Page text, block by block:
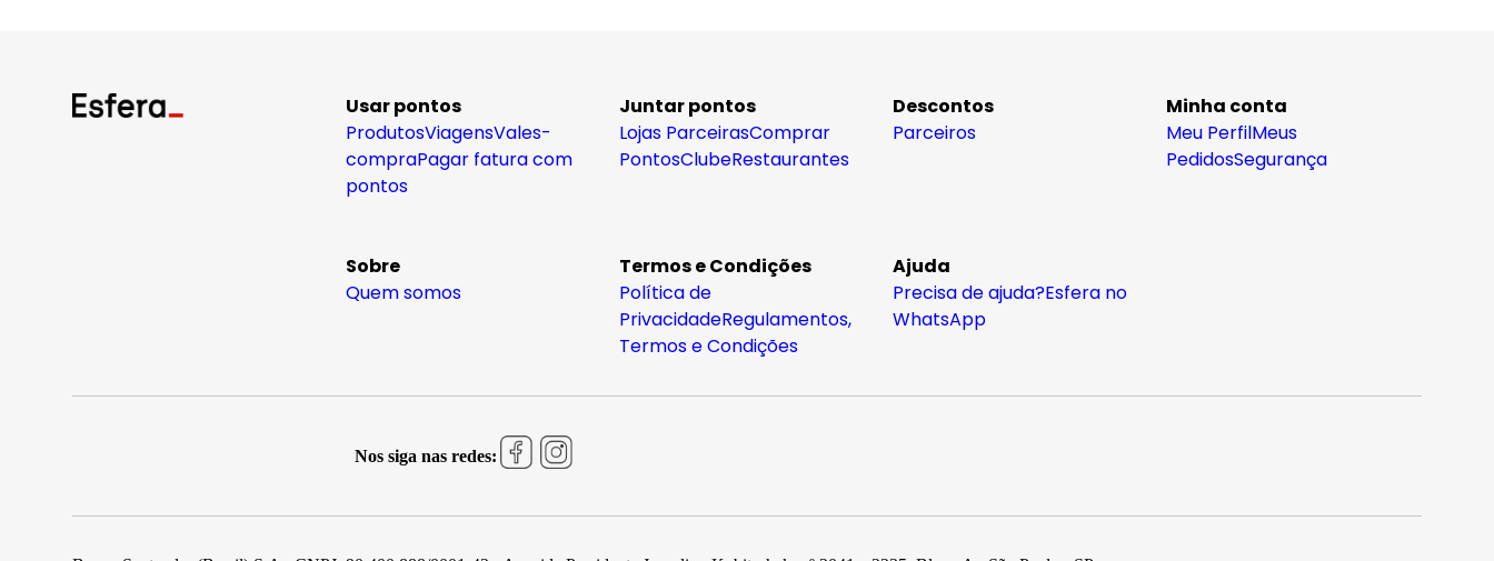
Usar pontos
ProdutosViagensVales-
compraPagar fatura com
pontos
Juntar pontos
Lojas ParceirasComprar
PontosClubeRestaurantes
Descontos
Parceiros
Minha conta
Meu PerfilMeus
PedidosSegurança
Sobre
Quem somos
Termos e Condições
Política de
PrivacidadeRegulamentos,
Termos e Condições
Ajuda
Precisa de ajuda?Esfera no
WhatsApp
Nos siga nas redes: